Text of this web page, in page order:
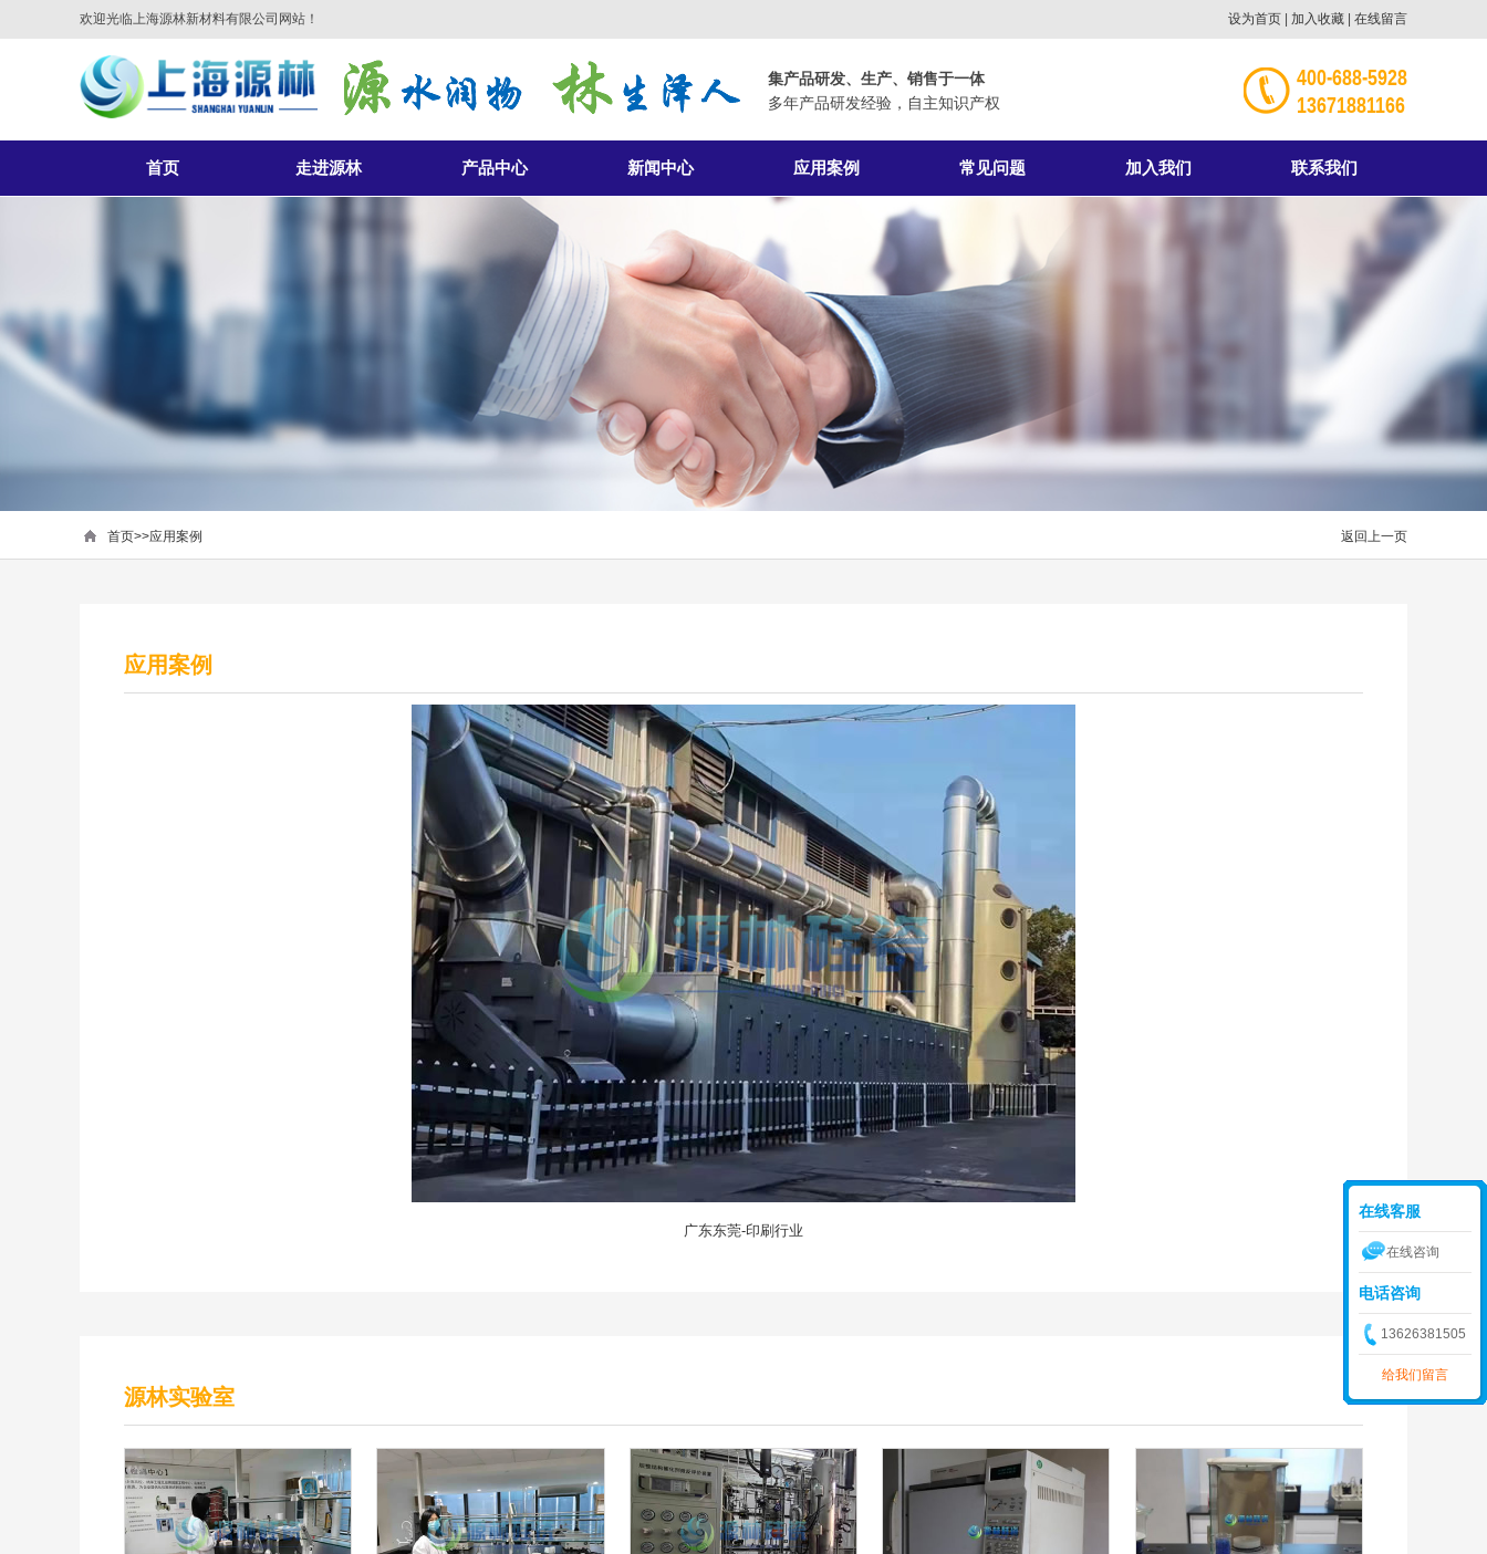
欢迎光临上海源林新材料有限公司网站！ 设为首页 加入收藏 在线留言
集产品研发、生产、销售于一体
多年产品研发经验，自主知识产权
400-688-5928
13671881166
首页 走进源林 产品中心 新闻中心 应用案例 常见问题 加入我们 联系我们
返回上一页
首页>>应用案例
应用案例
广东东莞-印刷行业
源林实验室
在线客服
在线咨询
电话咨询
13626381505
给我们留言